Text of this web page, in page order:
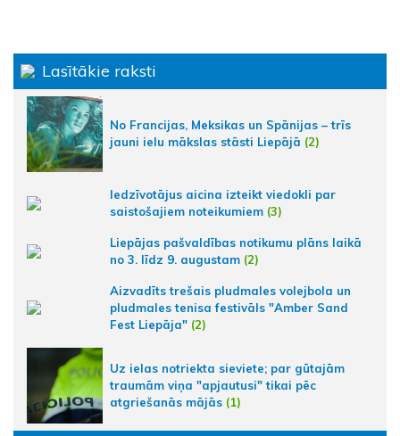
Lasītākie raksti
No Francijas, Meksikas un Spānijas – trīs
jauni ielu mākslas stāsti Liepājā (2)
Iedzīvotājus aicina izteikt viedokli par
saistošajiem noteikumiem (3)
Liepājas pašvaldības notikumu plāns laikā
no 3. līdz 9. augustam (2)
Aizvadīts trešais pludmales volejbola un
pludmales tenisa festivāls "Amber Sand
Fest Liepāja" (2)
Uz ielas notriekta sieviete; par gūtajām
traumām viņa "apjautusi" tikai pēc
atgriešanās mājās (1)